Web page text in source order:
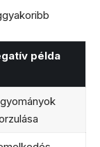
példa